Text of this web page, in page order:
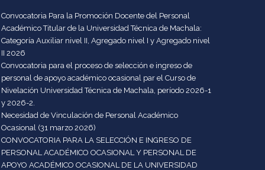
Convocatoria Para la Promoción Docente del Personal
Académico Titular de la Universidad Técnica de Machala:
Categoría Auxiliar nivel II, Agregado nivel I y Agregado nivel
II 2026
Convocatoria para el proceso de selección e ingreso de
personal de apoyo académico ocasional par el Curso de
Nivelación Universidad Técnica de Machala, período 2026-1
y 2026-2.
Necesidad de Vinculación de Personal Académico
Ocasional (31 marzo 2026)
CONVOCATORIA PARA LA SELECCIÓN E INGRESO DE
PERSONAL ACADÉMICO OCASIONAL Y PERSONAL DE
APOYO ACADÉMICO OCASIONAL DE LA UNIVERSIDAD